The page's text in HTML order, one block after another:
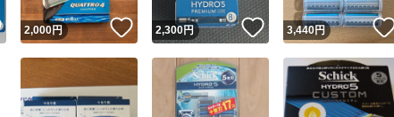
いいね！
2,000円 いいね！
2,300円 いいね！
3,440円